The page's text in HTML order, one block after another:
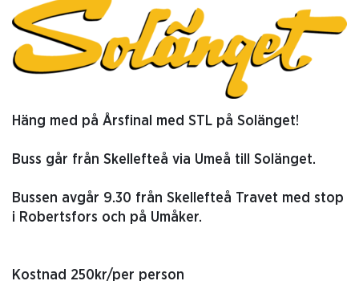
Häng med på Årsfinal med STL på Solänget!
Buss går från Skellefteå via Umeå till Solänget.
Bussen avgår 9.30 från Skellefteå Travet med stop
i Robertsfors och på Umåker.
Kostnad 250kr/per person